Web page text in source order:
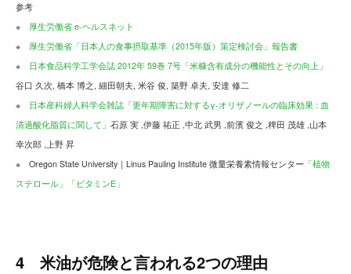
参考
※ 厚生労働省 e-ヘルスネット
※ 厚生労働省「日本人の食事摂取基準（2015年版）策定検討会」報告書
※ 日本食品科学工学会誌 2012年 59巻 7号「米糠含有成分の機能性とその向上」
谷口 久次, 橋本 博之, 細田朝夫, 米谷 俊, 築野 卓夫, 安達 修二
※ 日本産科婦人科学会雑誌「更年期障害に対するγ-オリザノールの臨床効果 : 血
清過酸化脂質に関して」 石原 実 ,伊藤 祐正 ,中北 武男 ,前濱 俊之 ,稗田 茂雄 ,山本
幸次郎 ,上野 昇
※ Oregon State University｜Linus Pauling Institute 微量栄養素情報センター 「植物
ステロール」
「ビタミンE」
4 米油が危険と言われる2つの理由